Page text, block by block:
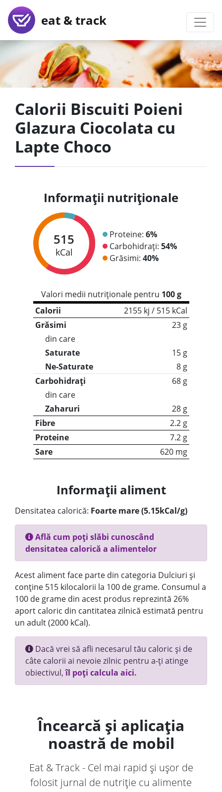
eat & track
Calorii Biscuiti Poieni
Glazura Ciocolata cu
Lapte Choco
Informații nutriționale
515
kCal
Proteine: 6%
Carbohidrați: 54%
Grăsimi: 40%
Valori medii nutriționale pentru 100 g
Calorii
2155 kj / 515 kCal
Grăsimi
23 g
din care
Saturate
15 g
Ne-Saturate
8 g
Carbohidrați
68 g
din care
Zaharuri
28 g
Fibre
2.2 g
Proteine
7.2 g
Sare
620 mg
Informații aliment
Densitatea calorică: Foarte mare (5.15kCal/g)
Află cum poți slăbi cunoscând
densitatea calorică a alimentelor
Acest aliment face parte din categoria Dulciuri și
conține 515 kilocalorii la 100 de grame. Consumul a
100 de grame din acest produs reprezintă 26%
aport caloric din cantitatea zilnică estimată pentru
un adult (2000 kCal).
Dacă vrei să afli necesarul tău caloric și de
câte calorii ai nevoie zilnic pentru a-ți atinge
obiectivul,îl poți calcula aici.
Încearcă și aplicația
noastră de mobil
Eat & Track - Cel mai rapid și ușor de
folosit jurnal de nutriție cu alimente